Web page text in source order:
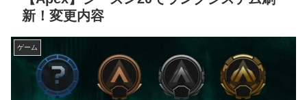
新！変更内容
ゲーム